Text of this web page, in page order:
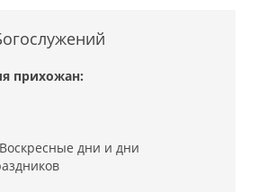
прихожан:
дни и дни